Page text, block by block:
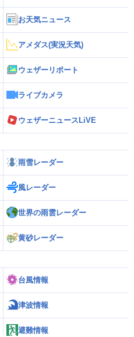
お天気ニュース
アメダス(実況天気)
ウェザーリポート
ライブカメラ
ウェザーニュースLiVE
雨雪レーダー
風レーダー
世界の雨雲レーダー
黄砂レーダー
台風情報
津波情報
避難情報